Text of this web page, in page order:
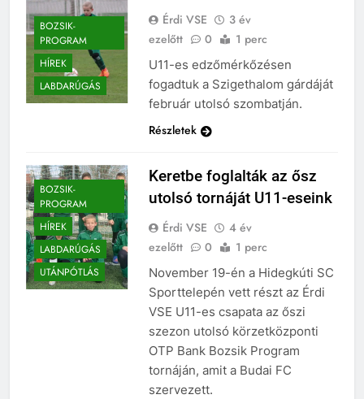
BOZSIK-
PROGRAM
HÍREK
LABDARÚGÁS
Érdi VSE
3 év
ezelőtt
0 1 perc
U11-es edzőmérkőzésen
fogadtuk a Szigethalom gárdáját
február utolsó szombatján.
Részletek
BOZSIK-
PROGRAM
HÍREK
LABDARÚGÁS
UTÁNPÓTLÁS
Keretbe foglalták az ősz
utolsó tornáját U11-eseink
Érdi VSE
4 év
ezelőtt
0 1 perc
November 19-én a Hidegkúti SC
Sporttelepén vett részt az Érdi
VSE U11-es csapata az őszi
szezon utolsó körzetközponti
OTP Bank Bozsik Program
tornáján, amit a Budai FC
szervezett.